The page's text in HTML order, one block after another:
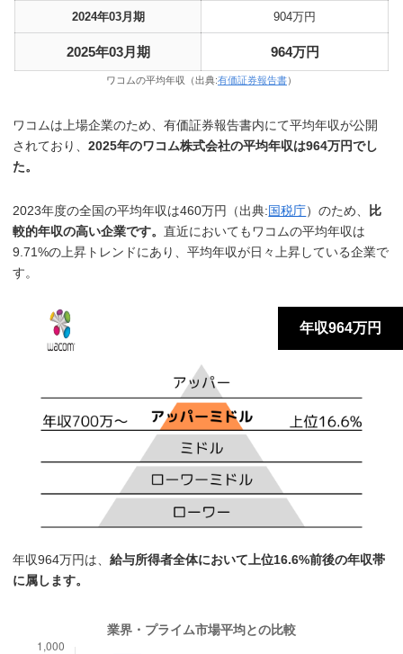
2024年03月期 904万円
2025年03月期 964万円
ワコムの平均年収（出典:有価証券報告書）
ワコムは上場企業のため、有価証券報告書内にて平均年収が公開
されており、2025年のワコム株式会社の平均年収は964万円でし
た。
2023年度の全国の平均年収は460万円（出典:国税庁）のため、
比
較的年収の高い企業です。直近においてもワコムの平均年収は
9.71%の上昇トレンドにあり、平均年収が日々上昇している企業で
す。
年収964万円
年収964万円は、給与所得者全体において上位16.6%前後の年収帯
に属します。